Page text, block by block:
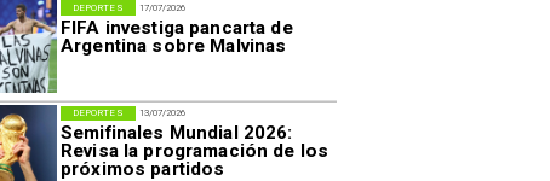
17/07/2026
FIFA investiga pancarta de
Argentina sobre Malvinas
DEPORTES
13/07/2026
Semifinales Mundial 2026:
Revisa la programación de los
próximos partidos
DEPORTES